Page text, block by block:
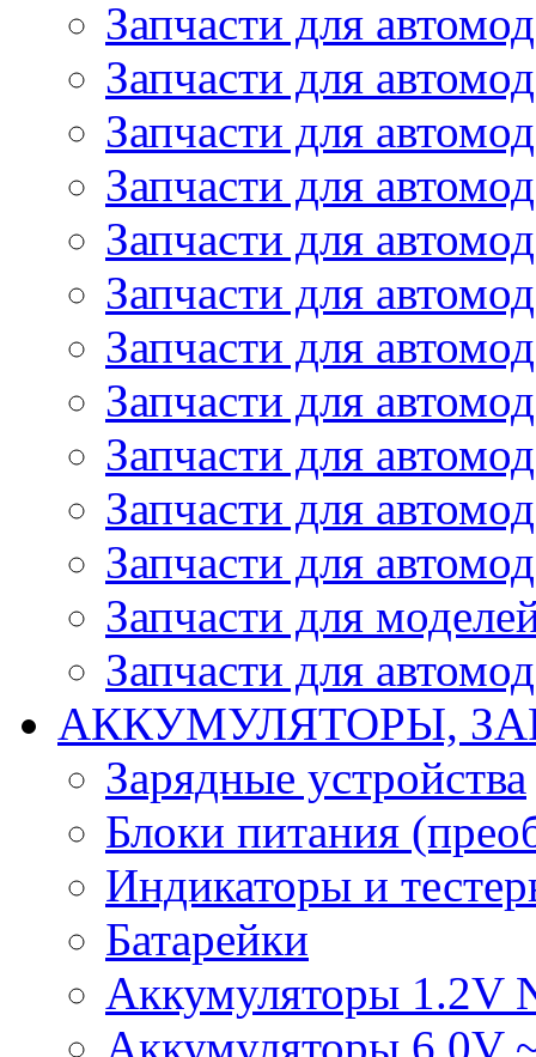
Запчасти для
Запчасти для
Запчасти для
Запчасти для
Запчасти для
Запчасти для
Запчасти для
Запчасти для
Запчасти для
Запчасти для
Запчасти для
Запчасти для
Запчасти для
АККУМУЛЯТОРЫ,
Зарядные устройства
Блоки питания
Индикаторы и
Батарейки
Аккумуляторы 1.2V